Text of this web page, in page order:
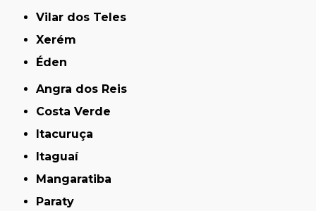
Vilar dos Teles
Xerém
Éden
Angra dos Reis
Costa Verde
Itacuruça
Itaguaí
Mangaratiba
Paraty